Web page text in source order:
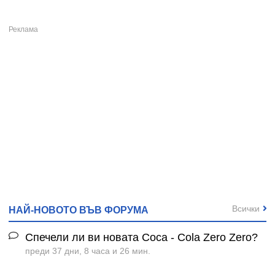
НАЙ-НОВОТО ВЪВ ФОРУМА
Спечели ли ви новата Coca - Cola Zero Zero?
преди 37 дни, 8 часа и 26 мин.
Всички